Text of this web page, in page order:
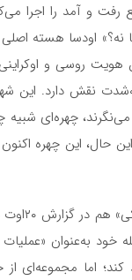
ساعت ۱۱شب مقررات منع رفت و
نه؟» اودسا هسته
هویت روسی و
نقش دارد. این
می‌نگرند، چهره‌ای
حال، این چهره
«آنتون
خود به‌عنوان
اما مجموعه‌ای از